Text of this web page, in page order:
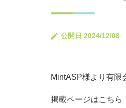
公開日 2024/12/08
MintASP様より有限
掲載ページはこちら